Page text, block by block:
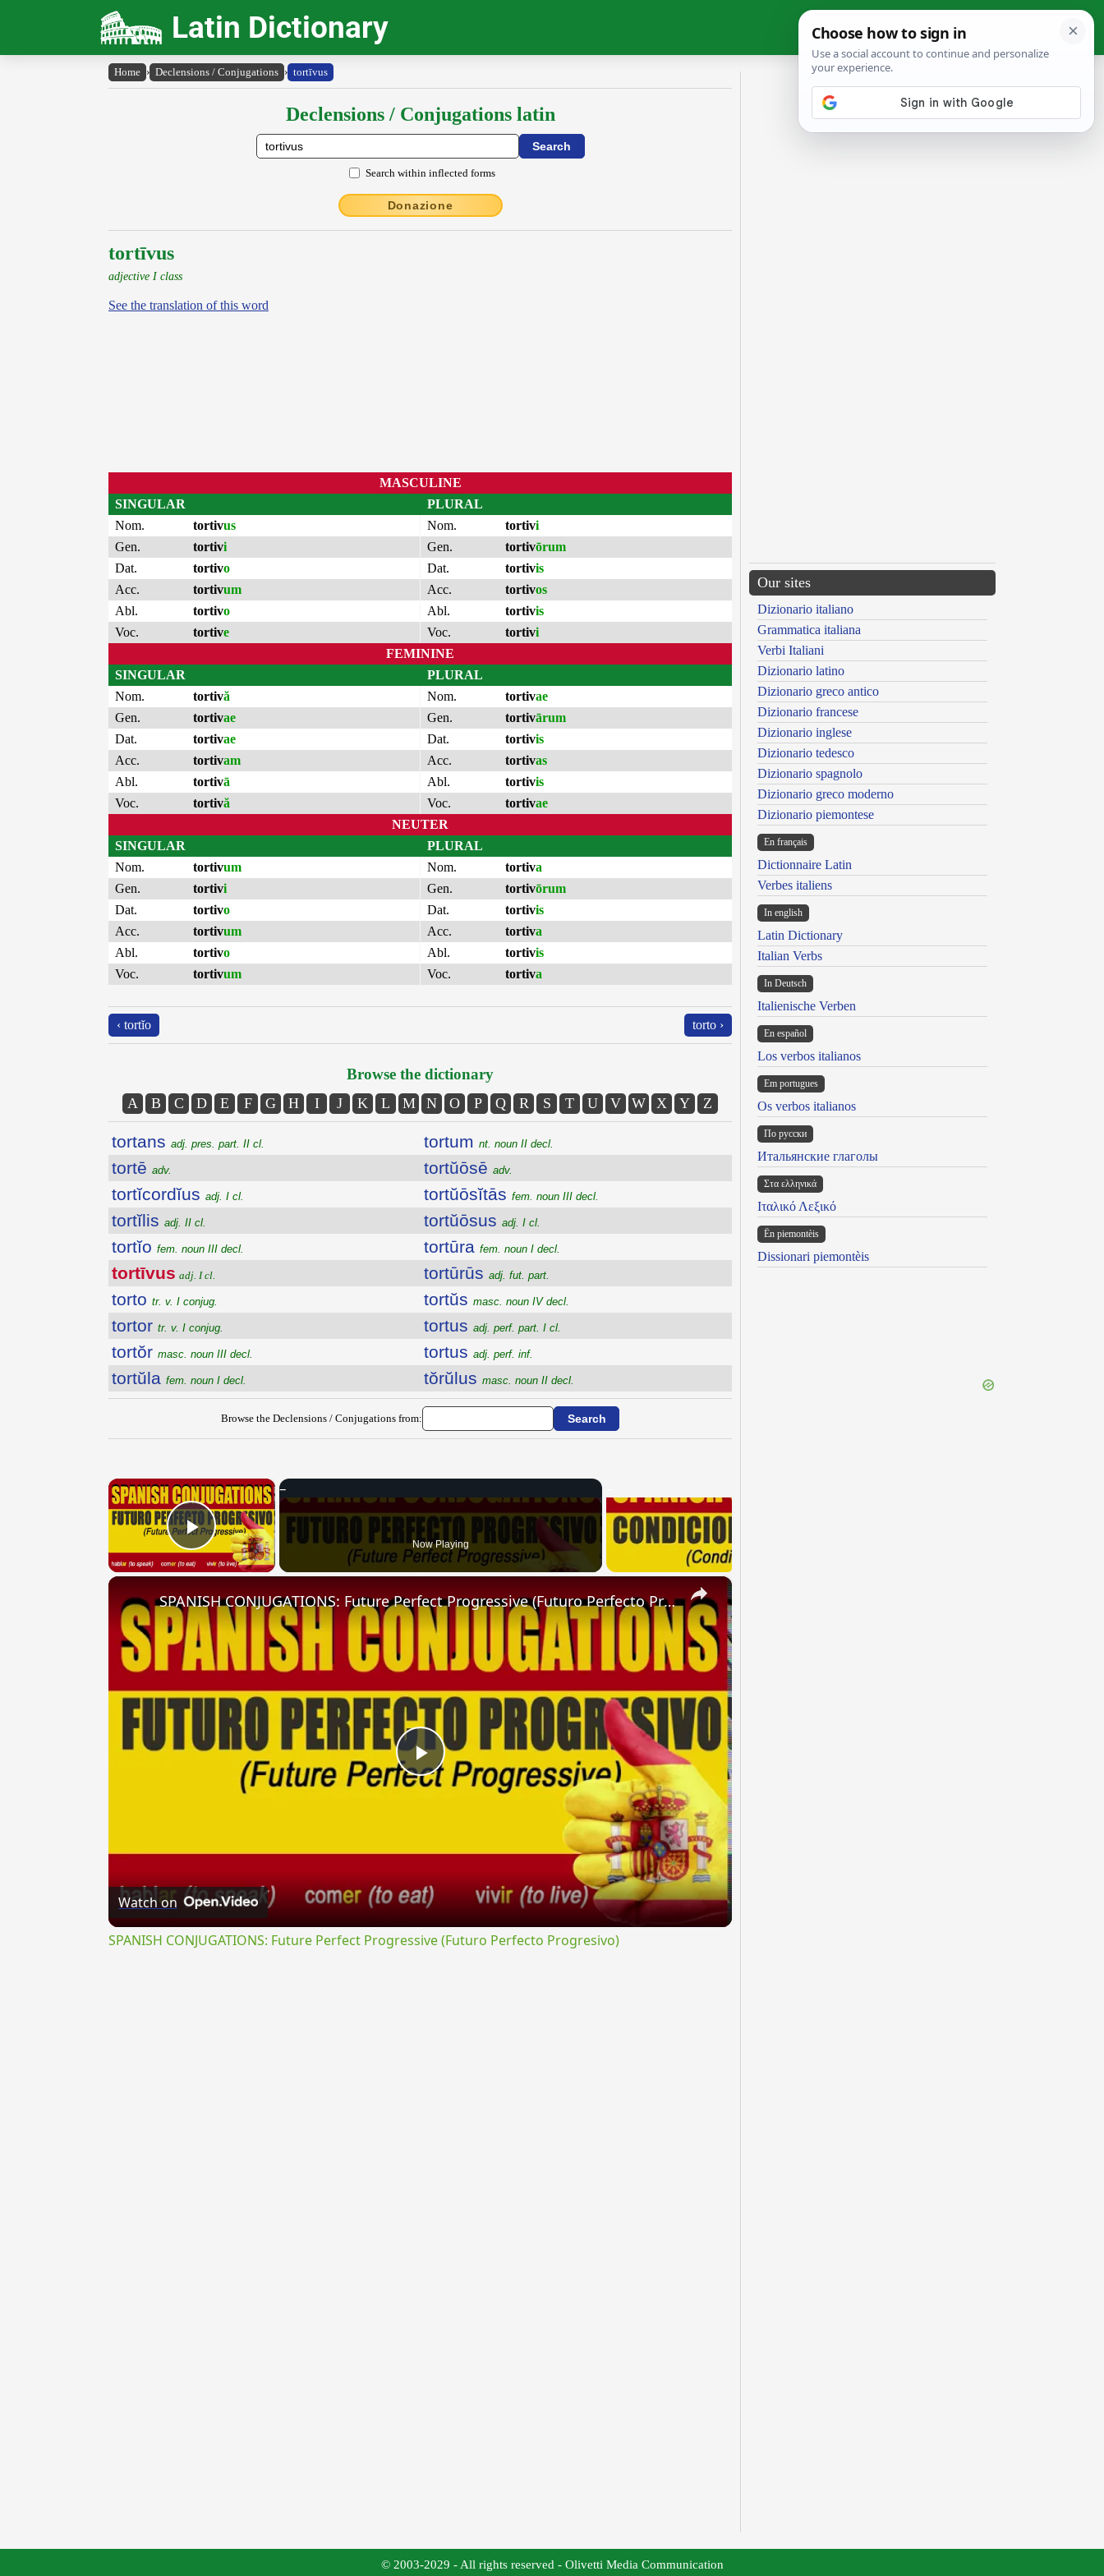
Latin Dictionary
Home › Declensions / Conjugations › tortīvus
Declensions / Conjugations latin
Search within inflected forms
Donazione
tortīvus
adjective I class
See the translation of this word
MASCULINE
SINGULAR
Nom.
tortivus
Gen.
tortivi
Dat.
tortivo
Acc.
tortivum
Abl.
tortivo
Voc.
tortive
PLURAL
Nom.
tortivi
Gen.
tortivōrum
Dat.
tortivis
Acc.
tortivos
Abl.
tortivis
Voc.
tortivi
FEMININE
SINGULAR
Nom.
tortivă
Gen.
tortivae
Dat.
tortivae
Acc.
tortivam
Abl.
tortivā
Voc.
tortivă
PLURAL
Nom.
tortivae
Gen.
tortivārum
Dat.
tortivis
Acc.
tortivas
Abl.
tortivis
Voc.
tortivae
NEUTER
SINGULAR
Nom.
tortivum
Gen.
tortivi
Dat.
tortivo
Acc.
tortivum
Abl.
tortivo
Voc.
tortivum
PLURAL
Nom.
tortiva
Gen.
tortivōrum
Dat.
tortivis
Acc.
tortiva
Abl.
tortivis
Voc.
tortiva
‹ tortĭo torto ›
Browse the dictionary
A B C D E F G H I J K L M N O P Q R S T U V W X Y Z
tortans adj. pres. part. II cl.
tortē adv.
tortĭcordĭus adj. I cl.
tortĭlis adj. II cl.
tortĭo fem. noun III decl.
tortīvus adj. I cl.
torto tr. v. I conjug.
tortor tr. v. I conjug.
tortŏr masc. noun III decl.
tortŭla fem. noun I decl.
tortum nt. noun II decl.
tortŭōsē adv.
tortŭōsĭtās fem. noun III decl.
tortŭōsus adj. I cl.
tortūra fem. noun I decl.
tortūrūs adj. fut. part.
tortŭs masc. noun IV decl.
tortus adj. perf. part. I cl.
tortus adj. perf. inf.
tŏrŭlus masc. noun II decl.
Browse the Declensions / Conjugations from:
×
Play Video Now Playing
×
Play
SPANISH CONJUGATIONS: Future Perfect Progressive (Futuro Perfecto Progresivo)
Watch on
SPANISH CONJUGATIONS: Future Perfect Progressive (Futuro Perfecto Progresivo)
Our sites
Dizionario italiano
Grammatica italiana
Verbi Italiani
Dizionario latino
Dizionario greco antico
Dizionario francese
Dizionario inglese
Dizionario tedesco
Dizionario spagnolo
Dizionario greco moderno
Dizionario piemontese
En français
Dictionnaire Latin
Verbes italiens
In english
Latin Dictionary
Italian Verbs
In Deutsch
Italienische Verben
En español
Los verbos italianos
Em portugues
Os verbos italianos
По русски
Итальянские глаголы
Στα ελληνικά
Ιταλικό Λεξικό
Ën piemontèis
Dissionari piemontèis
© 2003-2029 - All rights reserved - Olivetti Media Communication